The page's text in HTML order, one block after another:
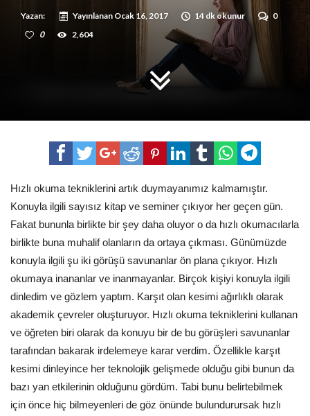
Yazan: Yayınlanan Ocak 16, 2017 14 dk okunur
0
0
2,604
Hızlı okuma tekniklerini artık duymayanımız kalmamıştır.
Konuyla ilgili sayısız kitap ve seminer çıkıyor her geçen gün.
Fakat bununla birlikte bir şey daha oluyor o da hızlı okumacılarla
birlikte buna muhalif olanların da ortaya çıkması. Günümüzde
konuyla ilgili şu iki görüşü savunanlar ön plana çıkıyor. Hızlı
okumaya inananlar ve inanmayanlar. Birçok kişiyi konuyla ilgili
dinledim ve gözlem yaptım. Karşıt olan kesimi ağırlıklı olarak
akademik çevreler oluşturuyor. Hızlı okuma tekniklerini kullanan
ve öğreten biri olarak da konuyu bir de bu görüşleri savunanlar
tarafından bakarak irdelemeye karar verdim. Özellikle karşıt
kesimi dinleyince her teknolojik gelişmede olduğu gibi bunun da
bazı yan etkilerinin olduğunu gördüm. Tabi bunu belirtebilmek
için önce hiç bilmeyenleri de göz önünde bulundurursak hızlı